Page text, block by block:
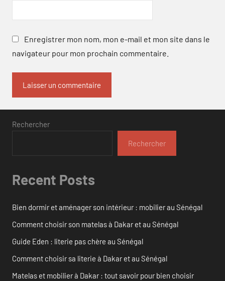
Enregistrer mon nom, mon e-mail et mon site dans le
navigateur pour mon prochain commentaire.
Rechercher
Rechercher
Recent Posts
Bien dormir et aménager son intérieur : mobilier au Sénégal
Comment choisir son matelas à Dakar et au Sénégal
Guide Eden : literie pas chère au Sénégal
Comment choisir sa literie à Dakar et au Sénégal
Matelas et mobilier à Dakar : tout savoir pour bien choisir